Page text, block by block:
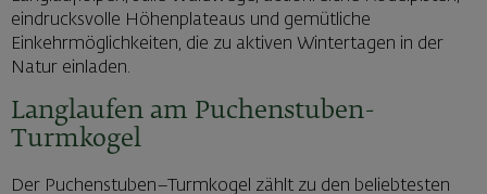
eindrucksvolle Höhenplateaus und gemütliche
Einkehrmöglichkeiten, die zu aktiven Wintertagen in der
Natur einladen.
Langlaufen am Puchenstuben-
Turmkogel
Der Puchenstuben–Turmkogel zählt zu den beliebtesten